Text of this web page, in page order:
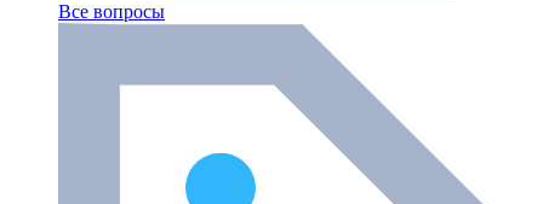
Все вопросы